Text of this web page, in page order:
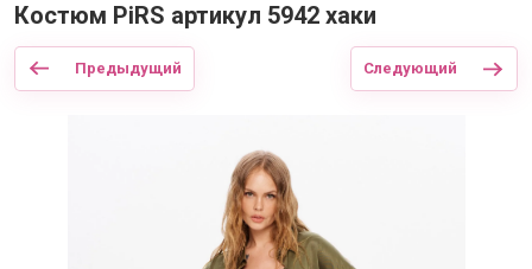
Костюм PiRS артикул 5942 хаки
Предыдущий Следующий